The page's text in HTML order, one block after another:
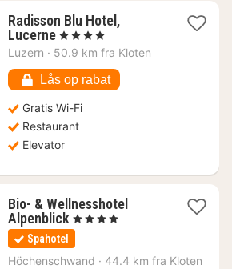
Radisson Blu Hotel,
Lucerne1
nat
1751
kr.
, 4 Stjerner
Luzern · 50.9 km fra Kloten
Lås op rabat
Gratis Wi-Fi
Restaurant
Elevator
Bio- & Wellnesshotel
Alpenblick 1
nat
fra
1773
, 4 Stjerner
Spahotel
Höchenschwand · 44.4 km fra Kloten